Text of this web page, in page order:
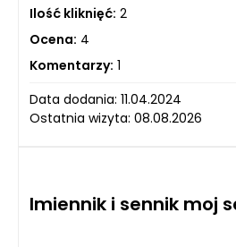
Ilość kliknięć: 2
Ocena: 4
Komentarzy: 1
Data dodania: 11.04.2024
Ostatnia wizyta: 08.08.2026
Imiennik i sennik moj